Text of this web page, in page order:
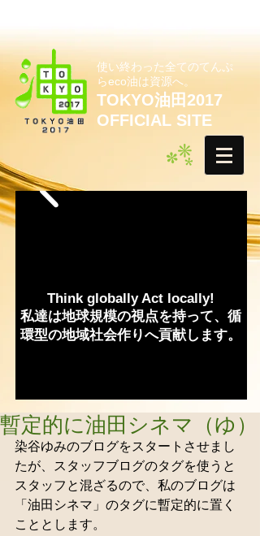
使い終わった全てのてんぷ
らeco油は資源へ。
TOKYO油田2017
OFFICIAL SITE
Think globally Act locally!
私達は地球規模の視点を持って、循
環型の地域社会作りへ貢献します。
暫定的に油田シネマ（ゆ）
染谷ゆみのブログをスタートさせまし
たが、スタッフブログのタグを使うと
スタッフと混ざるので、私のブログは
「油田シネマ」のタグに暫定的に置く
こととします。